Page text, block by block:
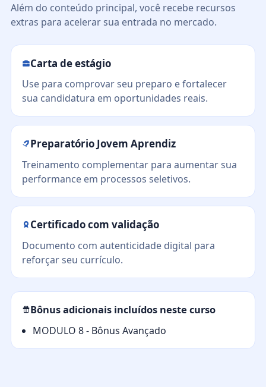
Além do conteúdo principal, você recebe recursos
extras para acelerar sua entrada no mercado.
Carta de estágio
Use para comprovar seu preparo e fortalecer
sua candidatura em oportunidades reais.
Preparatório Jovem Aprendiz
Treinamento complementar para aumentar sua
performance em processos seletivos.
Certificado com validação
Documento com autenticidade digital para
reforçar seu currículo.
Bônus adicionais incluídos neste curso
MODULO 8 - Bônus Avançado